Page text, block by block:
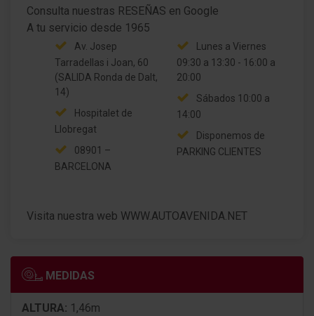
Consulta nuestras RESEÑAS en Google
Av. Josep
Tarradellas i Joan, 60
(SALIDA Ronda de Dalt,
14)
Hospitalet de
Llobregat
08901 –
BARCELONA
Lunes a Viernes
09:30 a 13:30 - 16:00 a
20:00
Sábados 10:00 a
14:00
Disponemos de
PARKING CLIENTES
Visita nuestra web WWW.AUTOAVENIDA.NET
MEDIDAS
ALTURA: 1,46m